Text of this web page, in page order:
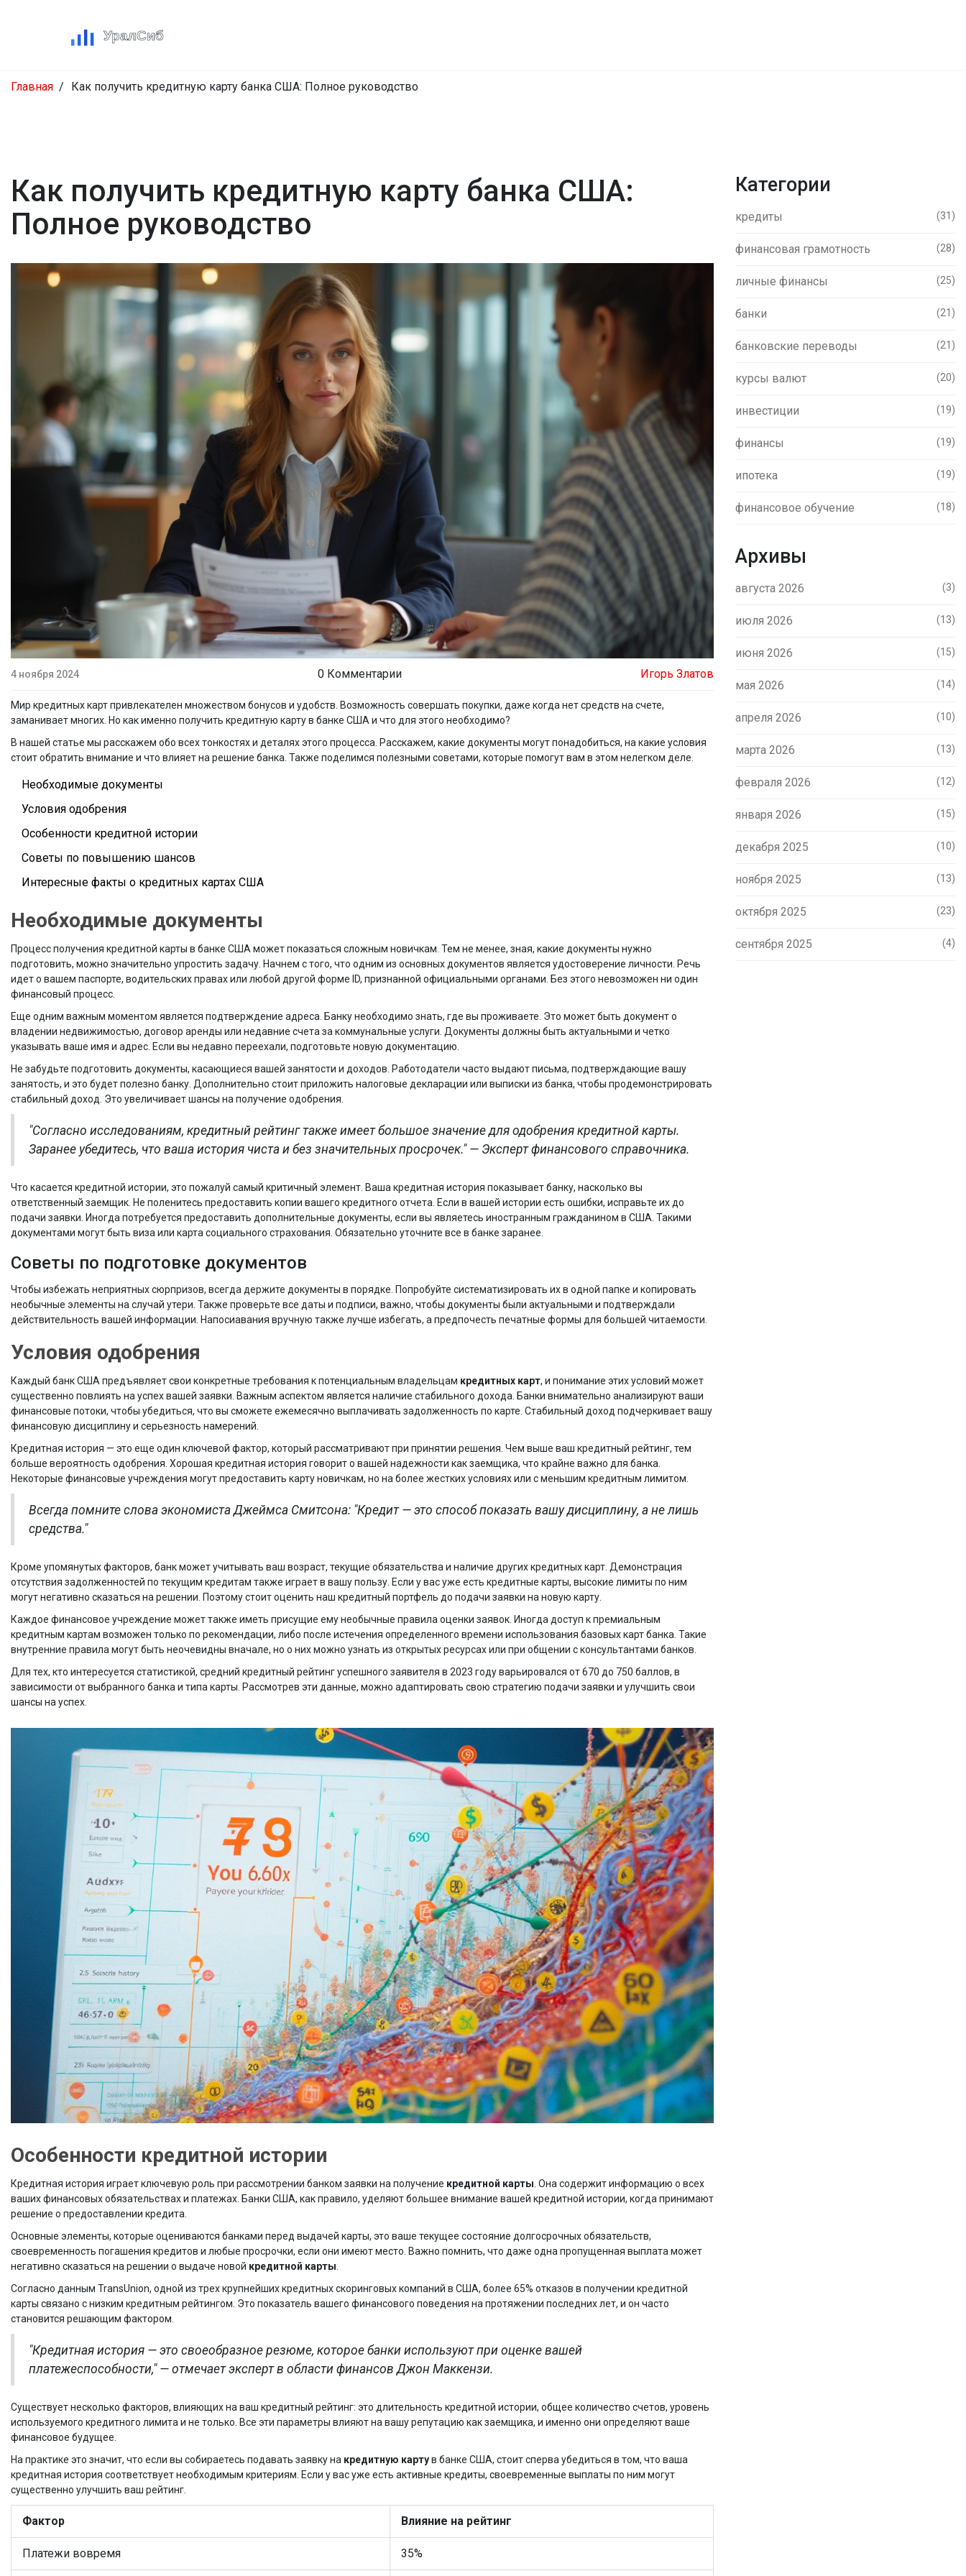
Главная Как получить кредитную карту банка США: Полное руководство
Как получить кредитную карту банка США:
Полное руководство
4 ноября 2024 0 Комментарии Игорь Златов
Мир кредитных карт привлекателен множеством бонусов и удобств. Возможность совершать покупки, даже когда нет средств на счете,
заманивает многих. Но как именно получить кредитную карту в банке США и что для этого необходимо?
В нашей статье мы расскажем обо всех тонкостях и деталях этого процесса. Расскажем, какие документы могут понадобиться, на какие условия
стоит обратить внимание и что влияет на решение банка. Также поделимся полезными советами, которые помогут вам в этом нелегком деле.
Необходимые документы
Условия одобрения
Особенности кредитной истории
Советы по повышению шансов
Интересные факты о кредитных картах США
Необходимые документы
Процесс получения кредитной карты в банке США может показаться сложным новичкам. Тем не менее, зная, какие документы нужно
подготовить, можно значительно упростить задачу. Начнем с того, что одним из основных документов является удостоверение личности. Речь
идет о вашем паспорте, водительских правах или любой другой форме ID, признанной официальными органами. Без этого невозможен ни один
финансовый процесс.
Еще одним важным моментом является подтверждение адреса. Банку необходимо знать, где вы проживаете. Это может быть документ о
владении недвижимостью, договор аренды или недавние счета за коммунальные услуги. Документы должны быть актуальными и четко
указывать ваше имя и адрес. Если вы недавно переехали, подготовьте новую документацию.
Не забудьте подготовить документы, касающиеся вашей занятости и доходов. Работодатели часто выдают письма, подтверждающие вашу
занятость, и это будет полезно банку. Дополнительно стоит приложить налоговые декларации или выписки из банка, чтобы продемонстрировать
стабильный доход. Это увеличивает шансы на получение одобрения.
"Согласно исследованиям, кредитный рейтинг также имеет большое значение для одобрения кредитной карты.
Заранее убедитесь, что ваша история чиста и без значительных просрочек." — Эксперт финансового справочника.
Что касается кредитной истории, это пожалуй самый критичный элемент. Ваша кредитная история показывает банку, насколько вы
ответственный заемщик. Не поленитесь предоставить копии вашего кредитного отчета. Если в вашей истории есть ошибки, исправьте их до
подачи заявки. Иногда потребуется предоставить дополнительные документы, если вы являетесь иностранным гражданином в США. Такими
документами могут быть виза или карта социального страхования. Обязательно уточните все в банке заранее.
Советы по подготовке документов
Чтобы избежать неприятных сюрпризов, всегда держите документы в порядке. Попробуйте систематизировать их в одной папке и копировать
необычные элементы на случай утери. Также проверьте все даты и подписи, важно, чтобы документы были актуальными и подтверждали
действительность вашей информации. Напосиавания вручную также лучше избегать, а предпочесть печатные формы для большей читаемости.
Условия одобрения
Каждый банк США предъявляет свои конкретные требования к потенциальным владельцам кредитных карт, и понимание этих условий может
существенно повлиять на успех вашей заявки. Важным аспектом является наличие стабильного дохода. Банки внимательно анализируют ваши
финансовые потоки, чтобы убедиться, что вы сможете ежемесячно выплачивать задолженность по карте. Стабильный доход подчеркивает вашу
финансовую дисциплину и серьезность намерений.
Кредитная история — это еще один ключевой фактор, который рассматривают при принятии решения. Чем выше ваш кредитный рейтинг, тем
больше вероятность одобрения. Хорошая кредитная история говорит о вашей надежности как заемщика, что крайне важно для банка.
Некоторые финансовые учреждения могут предоставить карту новичкам, но на более жестких условиях или с меньшим кредитным лимитом.
Всегда помните слова экономиста Джеймса Смитсона: "Кредит — это способ показать вашу дисциплину, а не лишь
средства."
Кроме упомянутых факторов, банк может учитывать ваш возраст, текущие обязательства и наличие других кредитных карт. Демонстрация
отсутствия задолженностей по текущим кредитам также играет в вашу пользу. Если у вас уже есть кредитные карты, высокие лимиты по ним
могут негативно сказаться на решении. Поэтому стоит оценить наш кредитный портфель до подачи заявки на новую карту.
Каждое финансовое учреждение может также иметь присущие ему необычные правила оценки заявок. Иногда доступ к премиальным
кредитным картам возможен только по рекомендации, либо после истечения определенного времени использования базовых карт банка. Такие
внутренние правила могут быть неочевидны вначале, но о них можно узнать из открытых ресурсах или при общении с консультантами банков.
Для тех, кто интересуется статистикой, средний кредитный рейтинг успешного заявителя в 2023 году варьировался от 670 до 750 баллов, в
зависимости от выбранного банка и типа карты. Рассмотрев эти данные, можно адаптировать свою стратегию подачи заявки и улучшить свои
шансы на успех.
Особенности кредитной истории
Кредитная история играет ключевую роль при рассмотрении банком заявки на получение кредитной карты. Она содержит информацию о всех
ваших финансовых обязательствах и платежах. Банки США, как правило, уделяют большее внимание вашей кредитной истории, когда принимают
решение о предоставлении кредита.
Основные элементы, которые оцениваются банками перед выдачей карты, это ваше текущее состояние долгосрочных обязательств,
своевременность погашения кредитов и любые просрочки, если они имеют место. Важно помнить, что даже одна пропущенная выплата может
негативно сказаться на решении о выдаче новой кредитной карты.
Согласно данным TransUnion, одной из трех крупнейших кредитных скоринговых компаний в США, более 65% отказов в получении кредитной
карты связано с низким кредитным рейтингом. Это показатель вашего финансового поведения на протяжении последних лет, и он часто
становится решающим фактором.
"Кредитная история — это своеобразное резюме, которое банки используют при оценке вашей
платежеспособности," — отмечает эксперт в области финансов Джон Маккензи.
Существует несколько факторов, влияющих на ваш кредитный рейтинг: это длительность кредитной истории, общее количество счетов, уровень
используемого кредитного лимита и не только. Все эти параметры влияют на вашу репутацию как заемщика, и именно они определяют ваше
финансовое будущее.
На практике это значит, что если вы собираетесь подавать заявку на кредитную картув банке США, стоит сперва убедиться в том, что ваша
кредитная история соответствует необходимым критериям. Если у вас уже есть активные кредиты, своевременные выплаты по ним могут
существенно улучшить ваш рейтинг.
Фактор Влияние на рейтинг
Платежи вовремя 35%
Категории
кредиты (31)
финансовая грамотность (28)
личные финансы (25)
банки (21)
банковские переводы (21)
курсы валют (20)
инвестиции (19)
финансы (19)
ипотека (19)
финансовое обучение (18)
Архивы
августа 2026 (3)
июля 2026 (13)
июня 2026 (15)
мая 2026 (14)
апреля 2026 (10)
марта 2026 (13)
февраля 2026 (12)
января 2026 (15)
декабря 2025 (10)
ноября 2025 (13)
октября 2025 (23)
сентября 2025 (4)